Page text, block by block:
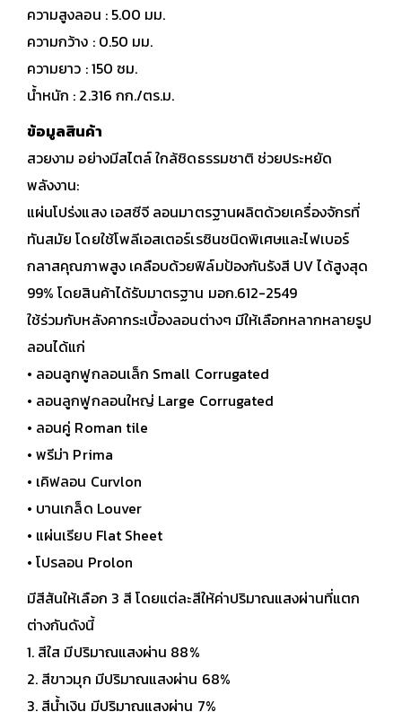
ความสูงลอน : 5.00 มม.
ความกว้าง : 0.50 มม.
ความยาว : 150 ซม.
น้ำหนัก : 2.316 กก./ตร.ม.
ข้อมูลสินค้า
สวยงาม อย่างมีสไตล์ ใกล้ชิดธรรมชาติ ช่วยประหยัด
พลังงาน:
แผ่นโปร่งแสง เอสซีจี ลอนมาตรฐานผลิตด้วยเครื่องจักรที่
ทันสมัย โดยใช้โพลีเอสเตอร์เรซินชนิดพิเศษและไฟเบอร์
กลาสคุณภาพสูง เคลือบด้วยฟิล์มป้องกันรังสี UV ได้สูงสุด
99% โดยสินค้าได้รับมาตรฐาน มอก.612-2549
ใช้ร่วมกับหลังคากระเบื้องลอนต่างๆ มีให้เลือกหลากหลายรูป
ลอนได้แก่
• ลอนลูกฟูกลอนเล็ก Small Corrugated
• ลอนลูกฟูกลอนใหญ่ Large Corrugated
• ลอนคู่ Roman tile
• พรีม่า Prima
• เคิฟลอน Curvlon
• บานเกล็ด Louver
• แผ่นเรียบ Flat Sheet
• โปรลอน Prolon
มีสีสันให้เลือก 3 สี โดยแต่ละสีให้ค่าปริมาณแสงผ่านที่แตก
ต่างกันดังนี้
1. สีใส มีปริมาณแสงผ่าน 88%
2. สีขาวมุก มีปริมาณแสงผ่าน 68%
3. สีน้ำเงิน มีปริมาณแสงผ่าน 7%